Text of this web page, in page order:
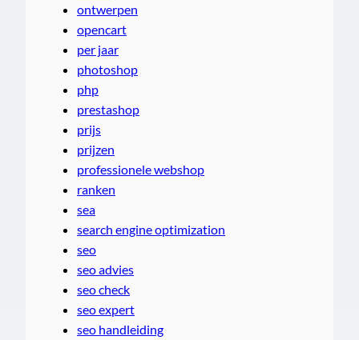
ontwerpen
opencart
per jaar
photoshop
php
prestashop
prijs
prijzen
professionele webshop
ranken
sea
search engine optimization
seo
seo advies
seo check
seo expert
seo handleiding